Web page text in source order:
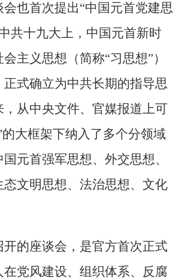
会也首次提出“中国元首党建思
共十九大上，中国元首新时
主义思想（简称“习思想”）
式确立为中共长期的指导思
，从中央文件、官媒报道上可
的大框架下纳入了多个分领域
元首强军思想、外交思想、
态文明思想、法治思想、文化
开的座谈会，是官方首次正式
党风建设、组织体系、反腐